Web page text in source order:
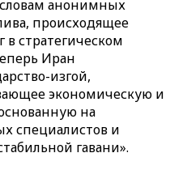
анонимных
происходящее
в стратегическом
Иран
изгой,
экономическую и
на
специалистов и
гавани».